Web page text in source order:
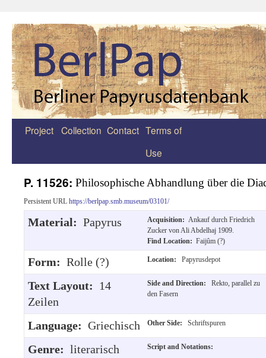
Zum
Project Collection Contact Terms of
Use
P. 11526: Philosophische Abhandlung über die
Persistent URL https://berlpap.smb.museum/03101/
Material: Papyrus Acquisition: Ankauf durch Friedrich
Zucker von Ali Abdelhaj 1909.
Find Location: Faijûm (?)
Form: Rolle (?) Location: Papyrusdepot
Text Layout: 14
Zeilen
Side and Direction:
Rekto, parallel zu
den Fasern
Language: Griechisch Other Side: Schriftspuren
Genre: literarisch
Script and Notations: